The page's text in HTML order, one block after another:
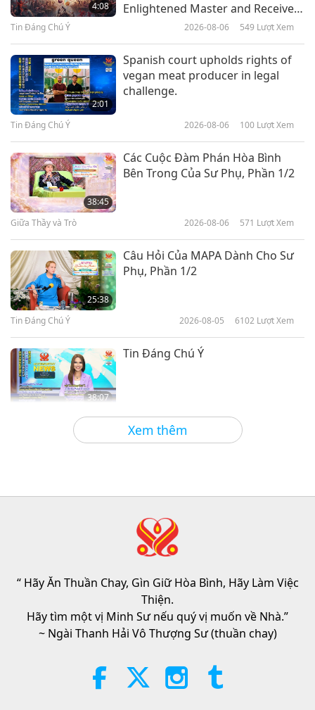
Giới, Phần 1/3
Các Đại Dịch: Bí Quyết Phòng
Ngừa, Phần 1/3
Khủng Hoảng Khí Hậu: Đại
Khủng Hoảng Khí Hậu: Đếm
2020-03-30
Xem thêm
4:08
Enlightened Master and Receive
Tin Đáng Chú Ý 2026-08-06 549 Lượt Xem
2:01
Spanish court upholds rights of
vegan meat producer in legal
challenge.
Tin Đáng Chú Ý 2026-08-06 100 Lượt Xem
38:45
Các Cuộc Đàm Phán Hòa Bình
Bên Trong Của Sư Phụ, Phần 1/2
Giữa Thầy và Trò 2026-08-06 571 Lượt Xem
25:38
Câu Hỏi Của MAPA Dành Cho Sư
Phụ, Phần 1/2
Tin Đáng Chú Ý 2026-08-05 6102 Lượt Xem
38:07
Tin Đáng Chú Ý
2026-08-05
22:27
Không Chỉ Canxi: Những Thói
Khỏe Xương
Sống Vui Sống Khỏe 2026-08-05 49Lượt Xem
25:09
Rực Sáng Trên Bầu Trời Của
Chúng Ta, Phần 2/2
“ Hãy Ăn Thuần Chay, Gìn Giữ Hòa Bình, Hãy Làm Việc
Thiện.
Hãy tìm một vị Minh Sư nếu quý vị muốn về Nhà.”
~ Ngài Thanh Hải Vô Thượng Sư (thuần chay)